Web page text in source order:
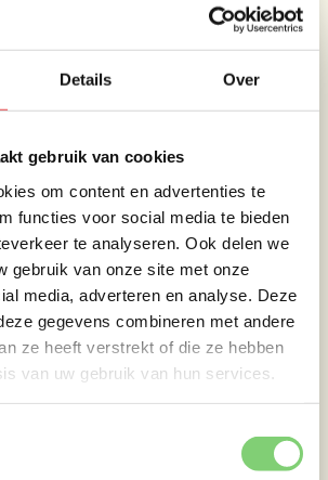
Details Over
gebruik van cookies
om content en advertenties te
functies voor social media te bieden
te analyseren. Ook delen we
gebruik van onze site met onze
media, adverteren en analyse. Deze
gegevens combineren met andere
ze heeft verstrekt of die ze hebben
van uw gebruik van hun services.
garing in de folie haal je de
in met een lekkere zoete
uurtje liggen op de indirecte